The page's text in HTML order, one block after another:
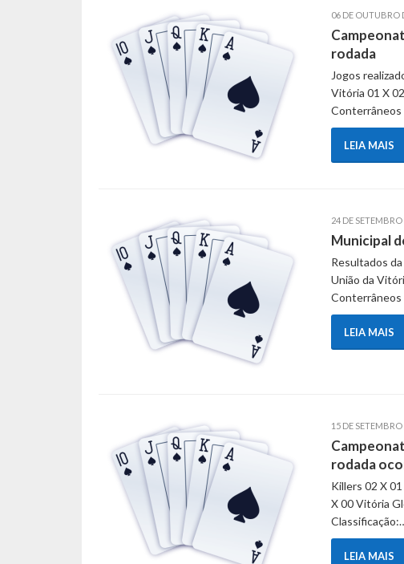
06 DE OUTUBRO
rodada
Jogos
Vitória 01 X
LEIA MAIS
24 DE SETEMBRO
Municipal
Resultados
União da
LEIA MAIS
15 DE
rodada
Killers 02 X
X 00 Vitória
LEIA MAIS